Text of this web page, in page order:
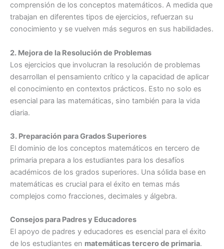
comprensión de los conceptos matemáticos. A medida que
trabajan en diferentes tipos de ejercicios, refuerzan su
conocimiento y se vuelven más seguros en sus habilidades.
2. Mejora de la Resolución de Problemas
Los ejercicios que involucran la resolución de problemas
desarrollan el pensamiento crítico y la capacidad de aplicar
el conocimiento en contextos prácticos. Esto no solo es
esencial para las matemáticas, sino también para la vida
diaria.
3. Preparación para Grados Superiores
El dominio de los conceptos matemáticos en tercero de
primaria prepara a los estudiantes para los desafíos
académicos de los grados superiores. Una sólida base en
matemáticas es crucial para el éxito en temas más
complejos como fracciones, decimales y álgebra.
Consejos para Padres y Educadores
El apoyo de padres y educadores es esencial para el éxito
de los estudiantes en matemáticas tercero de primaria.